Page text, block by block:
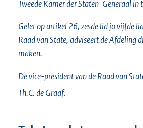
Tweede Kamer der Staten-Generaal in
Gelet op artikel 26, zesde lid jo vijfde
Raad van State, adviseert de Afdeling
maken.
De vice-president van de Raad van
Th.C. deGraaf.